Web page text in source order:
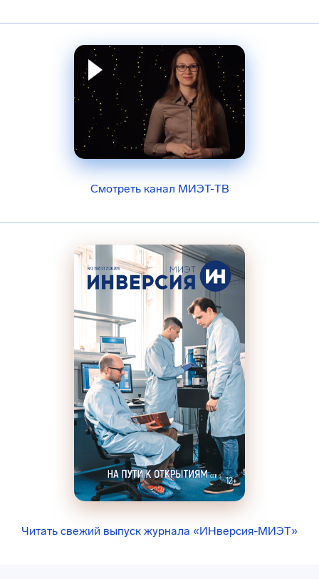
Смотреть канал МИЭТ-ТВ
Читать свежий выпуск журнала «ИНверсия-МИЭТ»